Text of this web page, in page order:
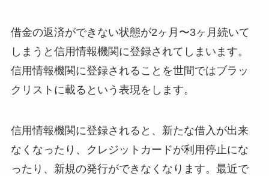
借金の返済ができない状態が2ヶ月〜3ヶ月続いて
しまうと信用情報機関に登録されてしまいます。
信用情報機関に登録されることを世間ではブラッ
クリストに載るという表現をします。
信用情報機関に登録されると、新たな借入が出来
なくなったり、クレジットカードが利用停止にな
ったり、新規の発行ができなくなります。最近で